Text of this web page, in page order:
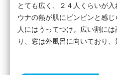
とても広く、２４人くらいが
ウナの熱が肌にビンビンと感
人にはうってつけ。広い割に
り、窓は外風呂に向いており